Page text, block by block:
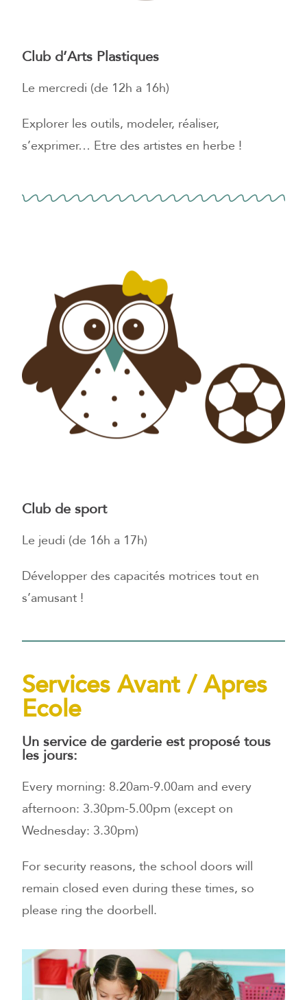
Club d’Arts Plastiques
Le mercredi (de 12h a 16h)
Explorer les outils, modeler, réaliser,
s’exprimer… Etre des artistes en herbe !
Club de sport
Le jeudi (de 16h a 17h)
Développer des capacités motrices tout en
s’amusant !
Services Avant / Apres
Ecole
Un service de garderie est proposé tous
les jours:
Every morning: 8.20am-9.00am and every
afternoon: 3.30pm-5.00pm (except on
Wednesday: 3.30pm)
For security reasons, the school doors will
remain closed even during these times, so
please ring the doorbell.